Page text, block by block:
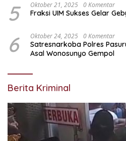
5 Oktober 21, 2025 0 Komentar
Fraksi UIM Sukses Gelar
6 Oktober 24, 2025 0 Komentar
Satresnarkoba Polres
Asal Wonosunyo Gempol
Berita Kriminal